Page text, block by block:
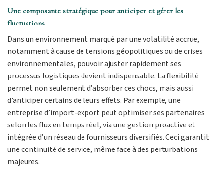
Une composante stratégique pour anticiper et gérer les
fluctuations
Dans un environnement marqué par une volatilité accrue,
notamment à cause de tensions géopolitiques ou de crises
environnementales, pouvoir ajuster rapidement ses
processus logistiques devient indispensable. La flexibilité
permet non seulement d’absorber ces chocs, mais aussi
d’anticiper certains de leurs effets. Par exemple, une
entreprise d’import-export peut optimiser ses partenaires
selon les flux en temps réel, via une gestion proactive et
intégrée d’un réseau de fournisseurs diversifiés. Ceci garantit
une continuité de service, même face à des perturbations
majeures.